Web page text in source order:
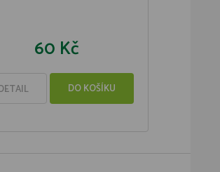
60 Kč
DO KOŠÍKU